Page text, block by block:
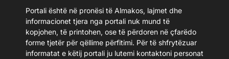
Portali është në pronësi të Almakos, lajmet dhe
informacionet tjera nga portali nuk mund të
kopjohen, të printohen, ose të përdoren në çfarëdo
forme tjetër për qëllime përfitimi. Për të shfrytëzuar
informatat e këtij portali ju lutemi kontaktoni personat